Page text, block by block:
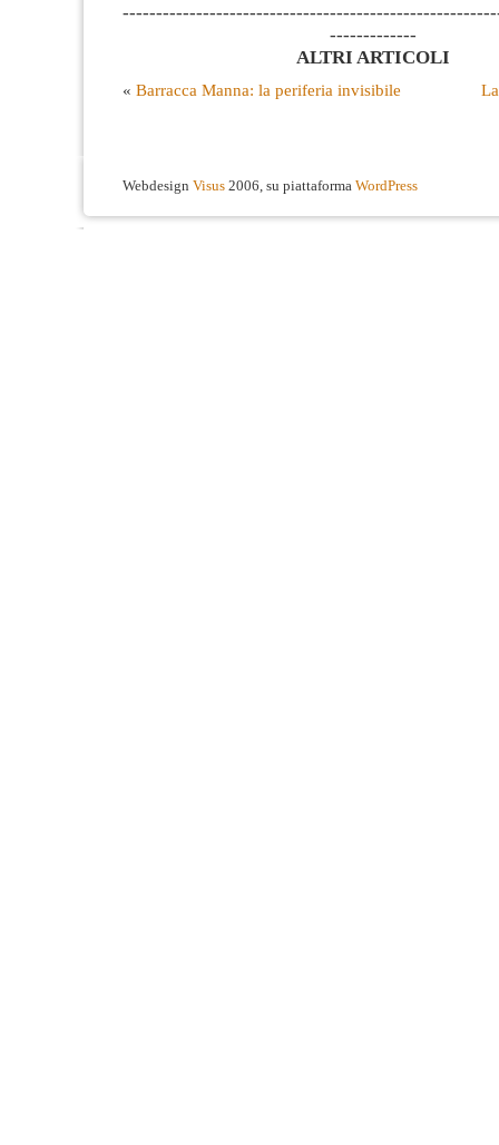
-------------
ALTRI ARTICOLI
« Barracca Manna: la periferia invisibile
Webdesign Visus 2006, su piattaforma WordPress